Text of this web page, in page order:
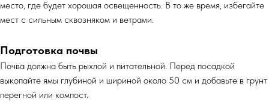
место, где будет хорошая освещенность. В то же время, избегайте
мест с сильным сквозняком и ветрами.
Подготовка почвы
Почва должна быть рыхлой и питательной. Перед посадкой
выкопайте ямы глубиной и шириной около 50 см и добавьте в грунт
перегной или компост.